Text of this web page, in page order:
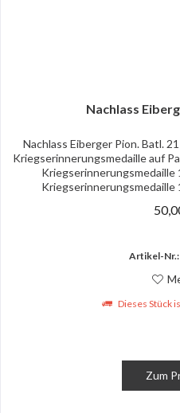
Nachlass
Nachlass Eiberger Pion. Batl.
Kriegserinnerungsmedaille auf
Kriegserinnerungsmedaille
Artikel-Nr.:
Dieses Stück
Zum